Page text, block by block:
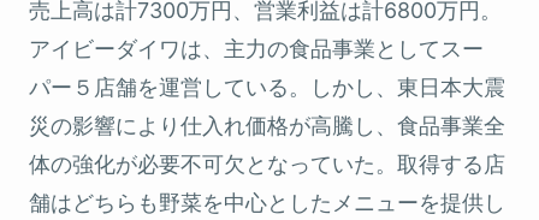
売上高は計7300万円、営業利益は計6800万円。
アイビーダイワは、主力の食品事業としてスー
パー５店舗を運営している。しかし、東日本大震
災の影響により仕入れ価格が高騰し、食品事業全
体の強化が必要不可欠となっていた。取得する店
舗はどちらも野菜を中心としたメニューを提供し